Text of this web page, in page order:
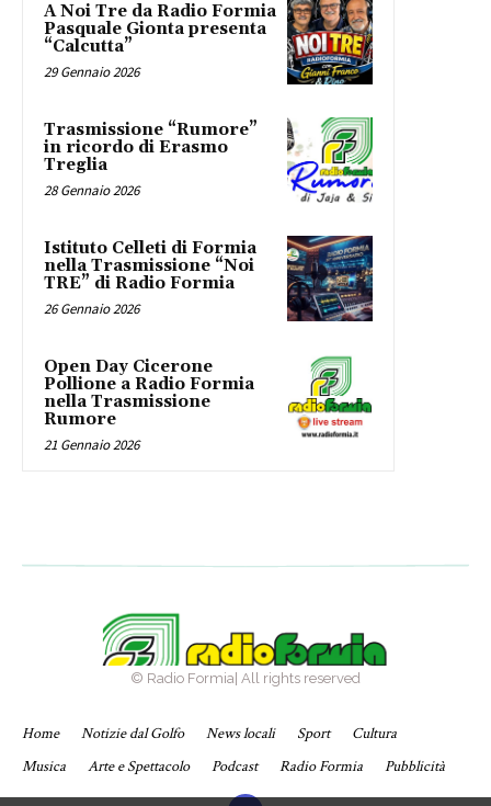
A Noi Tre da Radio Formia
Pasquale Gionta presenta
“Calcutta”
29 Gennaio 2026
Trasmissione “Rumore”
in ricordo di Erasmo
Treglia
28 Gennaio 2026
Istituto Celleti di Formia
nella Trasmissione “Noi
TRE” di Radio Formia
26 Gennaio 2026
Open Day Cicerone
Pollione a Radio Formia
nella Trasmissione
Rumore
21 Gennaio 2026
© Radio Formia| All rights reserved
Home Notizie dal Golfo News locali Sport
Cultura
Musica
Arte e Spettacolo Podcast Radio Formia Pubblicità